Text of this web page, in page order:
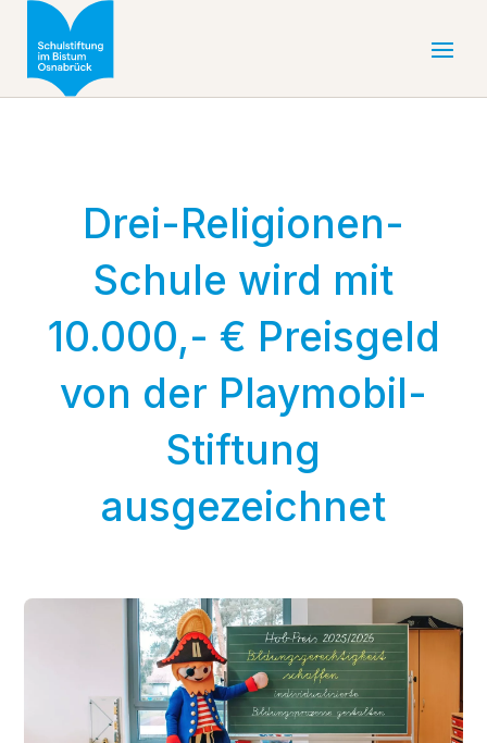
Drei-Religionen-
Schule wird mit
10.000,- € Preisgeld
von der Playmobil-
Stiftung
ausgezeichnet